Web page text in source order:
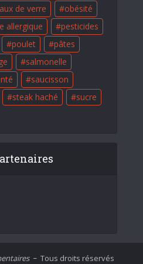
de verre
obésité
allergique
pesticides
poulet
pâtes
salmonelle
saucisson
steak haché
sucre
– Tous droits réservés